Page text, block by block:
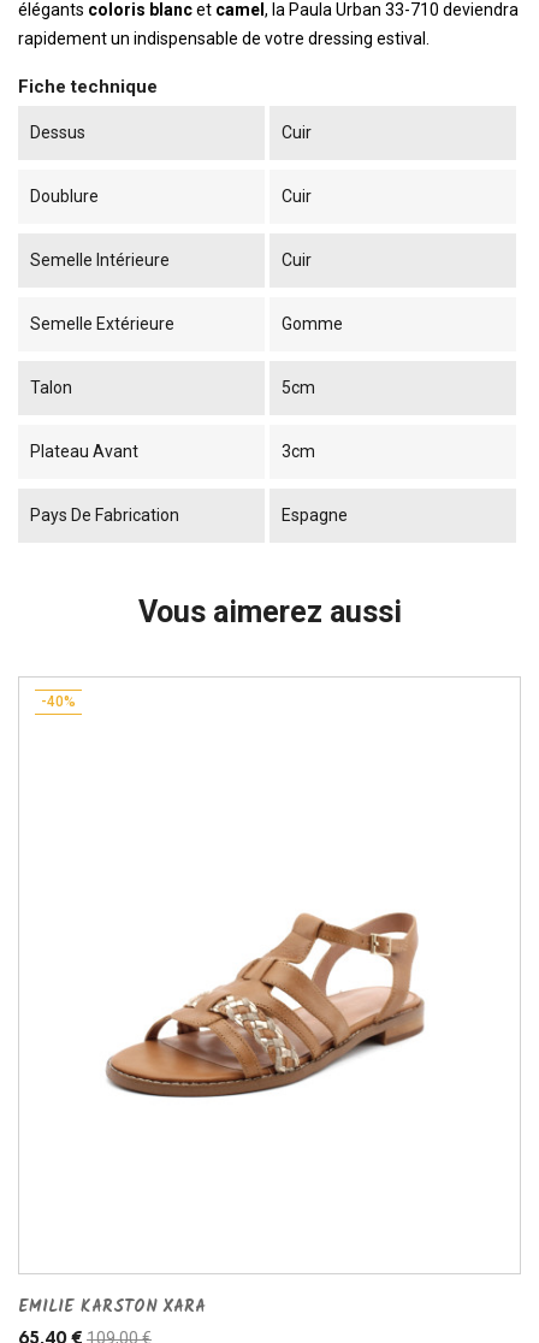
élégants coloris blancet camel , la Paula Urban 33-710 deviendra
rapidement un indispensable de votre dressing estival.
Fiche technique
Dessus Cuir
Doublure Cuir
Semelle Intérieure Cuir
Semelle Extérieure Gomme
Talon 5cm
Plateau Avant 3cm
Pays De Fabrication Espagne
Vous aimerez aussi
-40%
EMILIE KARSTON XARA
109,00 €